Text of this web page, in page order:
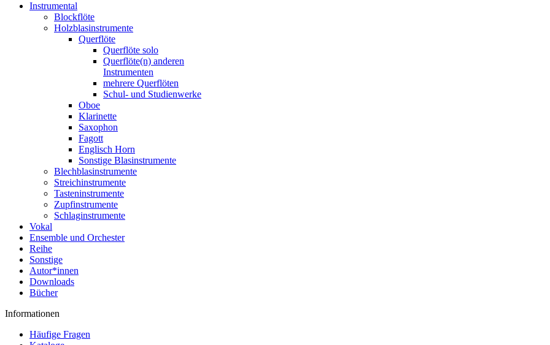
Instrumental
Blockflöte
Holzblasinstrumente
Querflöte
Querflöte solo
Querflöte(n) anderen
Instrumenten
mehrere Querflöten
Schul- und Studienwerke
Oboe
Klarinette
Saxophon
Fagott
Englisch Horn
Sonstige Blasinstrumente
Blechblasinstrumente
Streichinstrumente
Tasteninstrumente
Zupfinstrumente
Schlaginstrumente
Vokal
Ensemble und Orchester
Reihe
Sonstige
Autor*innen
Downloads
Bücher
Informationen
Häufige Fragen